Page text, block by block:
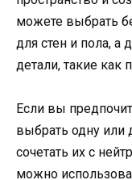
можете выбрать
для стен и пола, а
детали, такие как
Если вы
выбрать одну или
сочетать их с
можно